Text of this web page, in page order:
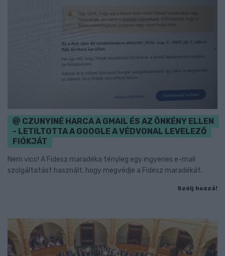
CZUNYINÉ HARCA A GMAIL ÉS AZ ÖNKÉNY ELLEN
- LETILTOTTA A GOOGLE A VÉDVONAL LEVELEZŐ
FIÓKJÁT
Nem vicc! A Fidesz maradéka tényleg egy ingyenes e-mail
szolgáltatást használt, hogy megvédje a Fidesz maradékát.
Szólj hozzá!